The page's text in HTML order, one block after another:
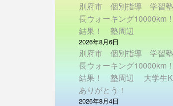
別府市 個別指導 学習
長ウォーキング10000km
結果！ 塾周辺
2026年8月6日
別府市 個別指導 学習
長ウォーキング10000km
結果！ 塾周辺 大学生K
ありがとう！
2026年8月4日